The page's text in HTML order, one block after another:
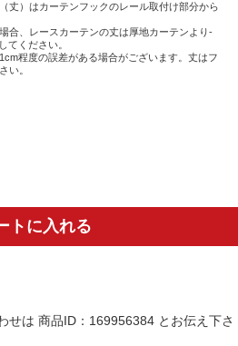
丈）はカーテンフックのレール取付け部分から
合、レースカーテンの丈は厚地カーテンより-
てください。
程度の誤差がある場合がございます。丈はフ
い。
トに入れる
せは 商品ID：169956384 とお伝え下さ